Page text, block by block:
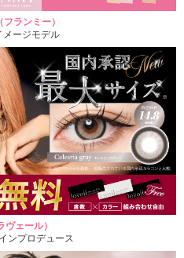
ランミー）
メージモデル
ェール）
ンプロデュース